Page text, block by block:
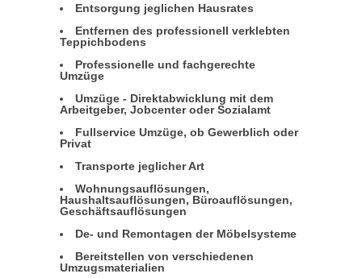
Entsorgung jeglichen Hausrates
Entfernen des professionell verklebten
Teppichbodens
Professionelle und fachgerechte
Umzüge
Umzüge - Direktabwicklung mit dem
Arbeitgeber, Jobcenter oder Sozialamt
Fullservice Umzüge, ob Gewerblich oder
Privat
Transporte jeglicher Art
Wohnungsauflösungen,
Haushaltsauflösungen, Büroauflösungen,
Geschäftsauflösungen
De- und Remontagen der Möbelsysteme
Bereitstellen von verschiedenen
Umzugsmaterialien